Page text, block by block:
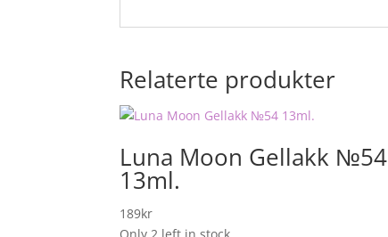
Relaterte produkter
Luna Moon Gellakk №54
13ml.
189kr